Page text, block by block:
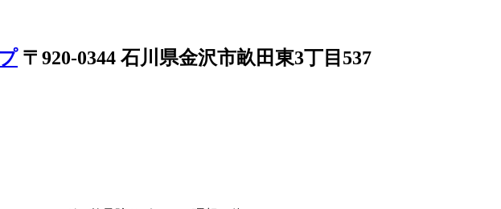
〒920-0344 石川県金沢市畝田東3丁目537